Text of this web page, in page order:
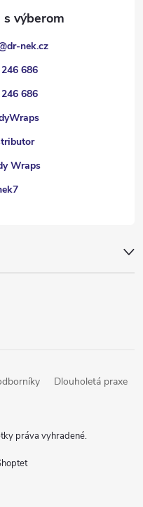
dr-nek.cz
686
686
Wraps
Dlouholetá praxe
práva vyhradené.